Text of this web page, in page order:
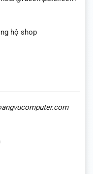
hộ shop